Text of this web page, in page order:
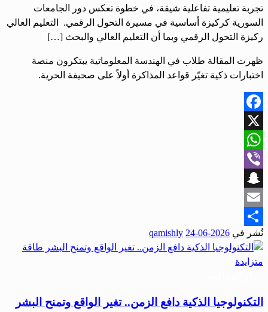
تجربة تعليمية تفاعلية شيقة، في خطوة تعكس دور الجامعات
السورية كركيزة أساسية في مسيرة التحول الرقمي. التعليم العالي
ركيزة التحول الرقمي وبما أن التعليم العالي والبحث […]
ظهرت المقالة طلاب في الهندسة المعلوماتية يبتكرون منصة
اختبارات ذكية تغيّر قواعد المذاكرة أولاً على صحيفة الحرية.
Facebook
X
WhatsApp
Viber
Snapchat
Email
Share
نُشر في 2026-06-24
qamishly
التكنولوجيا الذكية دافع الزمن.. تغير الواقع وتمنح البشر